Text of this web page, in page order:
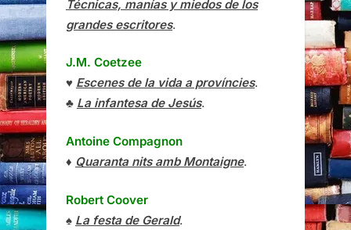
Técnicas, manías y miedos de los
grandes escritores.
J.M. Coetzee
♥ Escenes de la vida a províncies.
♣ La infantesa de Jesús.
Antoine Compagnon
♦ Quaranta nits amb Montaigne.
Robert Coover
♠ La festa de Gerald.